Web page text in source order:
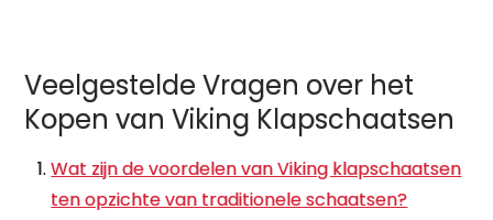
Veelgestelde Vragen over het
Kopen van Viking Klapschaatsen
Wat zijn de voordelen van Viking klapschaatsen
ten opzichte van traditionele schaatsen?